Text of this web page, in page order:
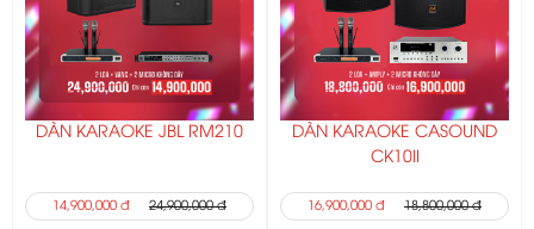
DÀN KARAOKE JBL RM210
14,900,000 đ 24,900,000 đ
DÀN KARAOKE CASOUND
CK10II
16,900,000 đ 18,800,000 đ